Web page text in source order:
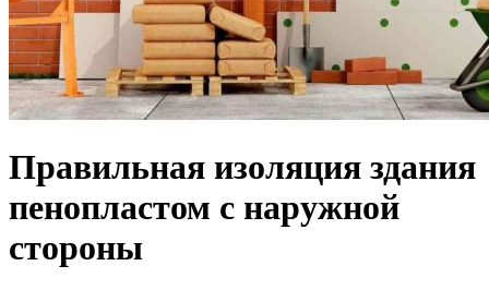
Правильная изоляция здания
пенопластом с наружной
стороны